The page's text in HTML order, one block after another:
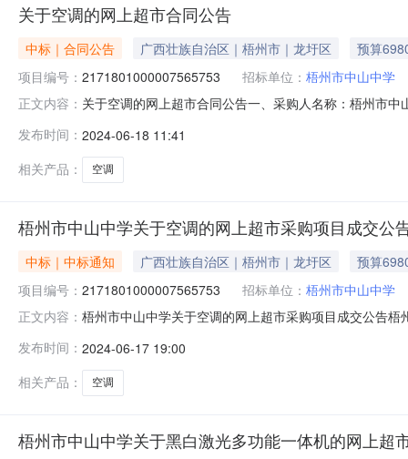
关于空调的网上超市合同公告
中标｜合同公告 广西壮族自治区｜梧州市｜龙圩区
预算
项目编号： 2171801000007565753 招标单位： 梧州市中山中学
正文内容： 关于空调的网上超市合同公告一、采购人名称：梧州市
KFR-72LW/(72598)FNhAa-B3皓雪白凉之夏格力/
发布时间： 2024-06-18 11:41
相关产品：
空调
梧州市中山中学关于空调的网上超市采购项目成交公
中标｜中标通知 广西壮族自治区｜梧州市｜龙圩区
预算
项目编号： 2171801000007565753 招标单位： 梧州市中山中学
正文内容： 梧州市中山中学关于空调的网上超市采购项目成交公告
采购计划文号信息采购计划金额1LXZC2024-W1-
发布时间： 2024-06-17 19:00
相关产品：
空调
梧州市中山中学关于黑白激光多功能一体机的网上超